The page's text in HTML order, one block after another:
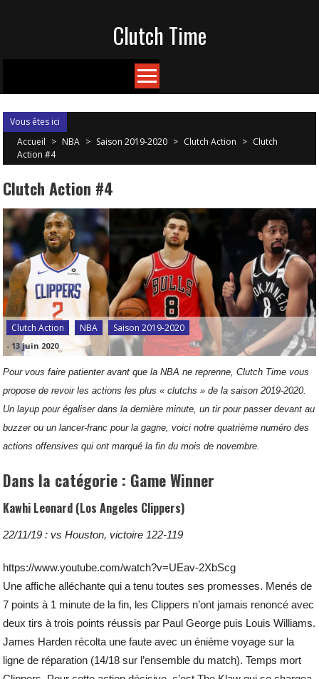
Clutch Time
Vous êtes ici
Accueil > NBA > Saison 2019-2020 > Clutch Action > Clutch
Action #4
Clutch Action #4
Clutch Action NBA Saison 2019-2020
- 13 juin 2020
Pour vous faire patienter avant que la NBA ne reprenne, Clutch Time vous
propose de revoir les actions les plus « clutchs » de la saison 2019-2020.
Un layup pour égaliser dans la dernière minute, un tir pour passer devant au
buzzer ou un lancer-franc pour la gagne, voici notre quatrième numéro des
actions offensives qui ont marqué la fin du mois de novembre.
Dans la catégorie : Game Winner
Kawhi Leonard (Los Angeles Clippers)
22/11/19 : vs Houston, victoire 122-119
https://www.youtube.com/watch?v=UEav-2XbScg
Une affiche alléchante qui a tenu toutes ses promesses. Menés de
7 points à 1 minute de la fin, les Clippers n’ont jamais renoncé avec
deux tirs à trois points réussis par Paul George puis Louis Williams.
James Harden récolta une faute avec un énième voyage sur la
ligne de réparation (14/18 sur l’ensemble du match). Temps mort